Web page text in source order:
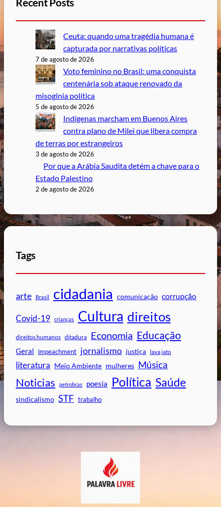
Ceuta: quando uma tragédia humana é
capturada por narrativas políticas
7 de agosto de 2026
Voto feminino no Brasil: uma conquista
centenária sob ataque renovado da
misoginia política
5 de agosto de 2026
Indígenas marcham em Buenos Aires
contra plano de Milei que libera compra
de terras por estrangeiros
3 de agosto de 2026
Por que a Arábia Saudita detém a chave para o
Estado Palestino
2 de agosto de 2026
Tags
arte Brasil cidadania comunicação corrupção
Covid-19 crianças Cultura direitos
direitos humanos ditadura Economia Educação
Geral impeachment jornalismo justiça lava jato
literatura Meio Ambiente mulheres Música
Noticias petrobras poesia Política Saúde
sindicalismo STF trabalho